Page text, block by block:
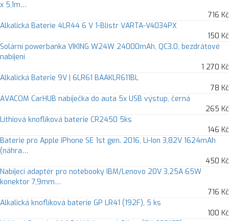
x 5,1m…
716 Kč
Alkalická Baterie 4LR44 6 V 1-Blistr VARTA-V4034PX
150 Kč
Solární powerbanka VIKING W24W 24000mAh, QC3.0, bezdrátové
nabíjení
1 270 Kč
Alkalická Baterie 9V | 6LR61 BAAKLR611BL
78 Kč
AVACOM CarHUB nabíječka do auta 5x USB výstup, černá
265 Kč
Lithiová knoflíková baterie CR2450 5ks
146 Kč
Baterie pro Apple iPhone SE 1st gen. 2016, Li-Ion 3,82V 1624mAh
(náhra…
450 Kč
Nabíjecí adaptér pro notebooky IBM/Lenovo 20V 3,25A 65W
konektor 7,9mm…
716 Kč
Alkalická knoflíková baterie GP LR41 (192F), 5 ks
100 Kč